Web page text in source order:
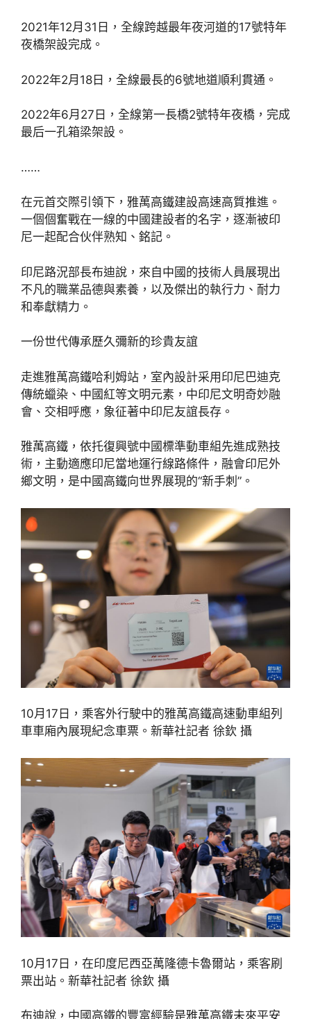
2021年12月31日，全線跨越最年夜河道的17號特年
夜橋架設完成。
2022年2月18日，全線最長的6號地道順利貫通。
2022年6月27日，全線第一長橋2號特年夜橋，完成
最后一孔箱梁架設。
……
在元首交際引領下，雅萬高鐵建設高速高質推進。
一個個奮戰在一線的中國建設者的名字，逐漸被印
尼一起配合伙伴熟知、銘記。
印尼路況部長布迪說，來自中國的技術人員展現出
不凡的職業品德與素養，以及傑出的執行力、耐力
和奉獻精力。
一份世代傳承歷久彌新的珍貴友誼
走進雅萬高鐵哈利姆站，室內設計采用印尼巴迪克
傳統蠟染、中國紅等文明元素，中印尼文明奇妙融
會、交相呼應，象征著中印尼友誼長存。
雅萬高鐵，依托復興號中國標準動車組先進成熟技
術，主動適應印尼當地運行線路條件，融會印尼外
鄉文明，是中國高鐵向世界展現的“新手刺”。
10月17日，乘客外行駛中的雅萬高鐵高速動車組列
車車廂內展現紀念車票。新華社記者 徐欽 攝
10月17日，在印度尼西亞萬隆德卡魯爾站，乘客刷
票出站。新華社記者 徐欽 攝
布迪說，中國高鐵的豐富經驗是雅萬高鐵未來平安